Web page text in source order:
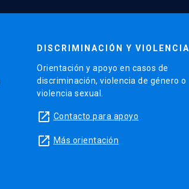
DISCRIMINACIÓN Y VIOLENCIA
Orientación y apoyo en casos de
discriminación, violencia de género o
violencia sexual.
launch Contacto para apoyo
launch Más orientación